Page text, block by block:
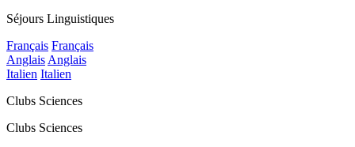
Séjours Linguistiques
Français Français
AnglaisAnglais
Italien Italien
Clubs Sciences
Clubs Sciences